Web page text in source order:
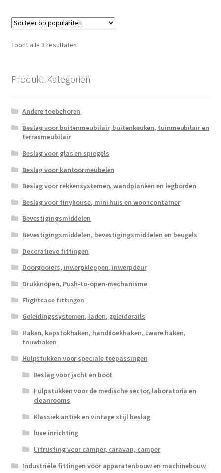
Toont alle 3 resultatenGesorteerd
Produkt-Kategorien
Andere toebehoren
Beslag voor buitenmeubilair, buitenkeuken, tuinmeubilair en
terrasmeubilair
Beslag voor glas en spiegels
Beslag voor kantoormeubelen
Beslag voor rekkensystemen, wandplanken en legborden
Beslag voor tinyhouse, mini huis en wooncontainer
Bevestigingsmiddelen
Bevestigingsmiddelen, bevestigingsmiddelen en beugels
Decoratieve fittingen
Doorgooiers, inwerpkleppen, inwerpdeur
Drukknopen, Push-to-open-mechanisme
Flightcase fittingen
Geleidingssystemen, laden, geleiderails
Haken, kapstokhaken, handdoekhaken, zware haken,
touwhaken
Hulpstukken voor speciale toepassingen
Beslag voor jacht en boot
Hulpstukken voor de medische sector, laboratoria en
cleanrooms
Klassiek antiek en vintage stijl beslag
luxe inrichting
Uitrusting voor camper, caravan, camper
Industriële fittingen voor apparatenbouw en machinebouw